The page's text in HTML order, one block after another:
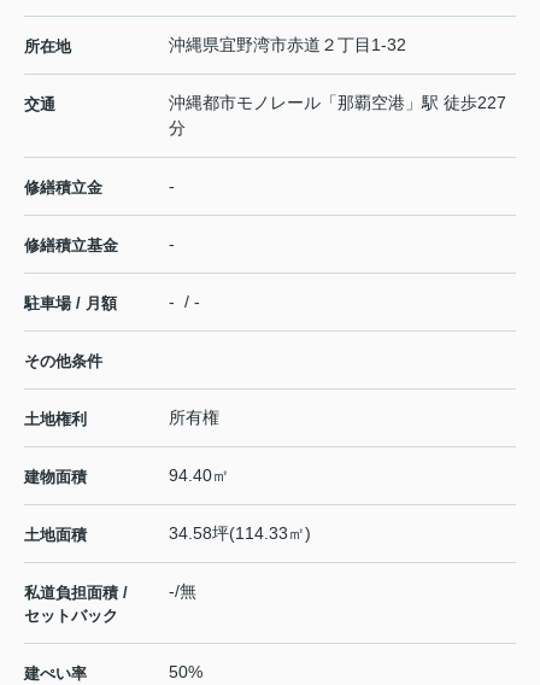
所在地 沖縄県宜野湾市赤道 ２丁目1-32
交通 沖縄都市モノレール 「那覇空港 」駅 徒歩227
分
修繕積立金 -
修繕積立基金 -
駐車場 / 月額 - / -
その他条件
土地権利 所有権
建物面積 94.40㎡
土地面積 34.58坪(114.33㎡)
私道負担面積 /
セットバック
-/無
建ぺい率 50%